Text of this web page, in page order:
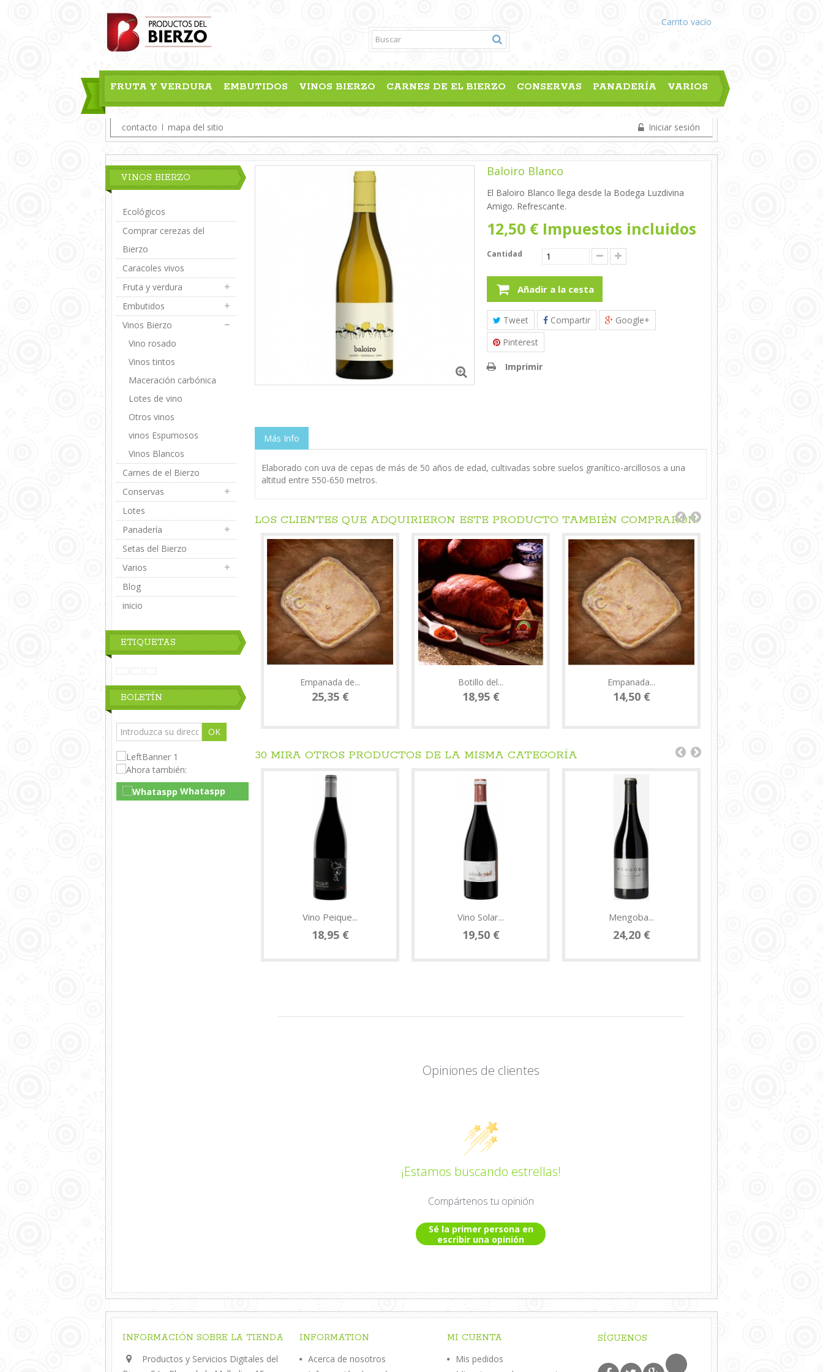
Carrito vacío
FRUTA Y VERDURA EMBUTIDOS VINOS BIERZO CARNES DE EL BIERZO CONSERVAS PANADERÍA VARIOS
contacto
mapa del sitio Iniciar sesión
VINOS BIERZO
Ecológicos
Comprar cerezas del
Bierzo
Caracoles vivos
Fruta y verdura
Embutidos
Vinos Bierzo
Vino rosado
Vinos tintos
Maceración carbónica
Lotes de vino
Otros vinos
vinos Espumosos
Vinos Blancos
Carnes de el Bierzo
Conservas
Lotes
Panadería
Setas del Bierzo
Varios
Blog
inicio
ETIQUETAS
BOLETÍN
OK
Whataspp
Live Chat
Baloiro Blanco
El Baloiro Blanco llega desde la Bodega Luzdivina
Amigo. Refrescante.
12,50 € Impuestos incluidos
Cantidad
Añadir a la cesta
Tweet Compartir
Google+
Pinterest
Imprimir
Más Info
Elaborado con uva de cepas de más de 50 años de edad, cultivadas sobre suelos granítico-arcillosos a una
altitud entre 550-650 metros.
LOS CLIENTES QUE ADQUIRIERON ESTE PRODUCTO TAMBIÉN COMPRARON:
Empanada de...
25,35 €
Botillo del...
18,95 €
Empanada...
14,50 €
30 MIRA OTROS PRODUCTOS DE LA MISMA CATEGORÍA
Vino Peique...
18,95 €
Vino Solar...
19,50 €
Mengoba...
24,20 €
Opiniones de clientes
¡Estamos buscando estrellas!
Compártenos tu opinión
Sé la primer persona en
escribir una opinión
INFORMACIÓN SOBRE LA TIENDA
Productos y Servicios Digitales del
INFORMATION
Acerca de nosotros
MI CUENTA
Mis pedidos
SÍGUENOS